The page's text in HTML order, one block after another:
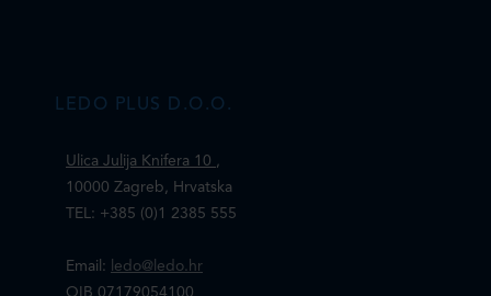
LEDO PLUS D.O.O.
Ulica Julija Knifera 10 ,
10000 Zagreb, Hrvatska
TEL: +385 (0)1 2385 555
Email:
ledo@ledo.hr
OIB 07179054100